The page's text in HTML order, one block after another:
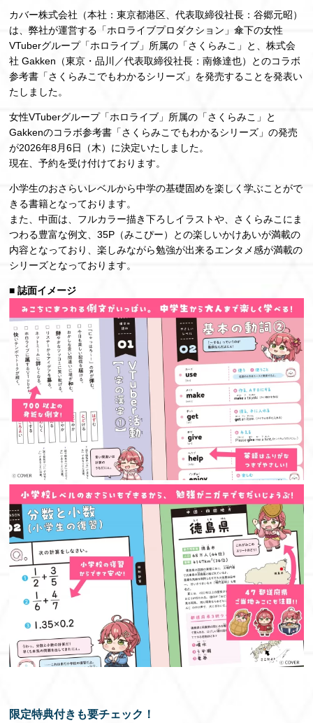
カバー株式会社（本社：東京都港区、代表取締役社長：谷郷元昭）
は、弊社が運営する「ホロライブプロダクション」傘下の女性
VTuberグループ「ホロライブ」所属の「さくらみこ」と、株式会
社 Gakken（東京・品川／代表取締役社長：南條達也）とのコラボ
参考書「さくらみこでもわかるシリーズ」を発売することを発表い
たしました。
女性VTuberグループ「ホロライブ」所属の「さくらみこ」と
Gakkenのコラボ参考書「さくらみこでもわかるシリーズ」の発売
が2026年8月6日（木）に決定いたしました。
現在、予約を受け付けております。
小学生のおさらいレベルから中学の基礎固めを楽しく学ぶことがで
きる書籍となっております。
また、中面は、フルカラー描き下ろしイラストや、さくらみこにま
つわる豊富な例文、35P（みこぴー）との楽しいかけあいが満載の
内容となっており、楽しみながら勉強が出来るエンタメ感が満載の
シリーズとなっております。
■ 誌面イメージ
限定特典付きも要チェック！